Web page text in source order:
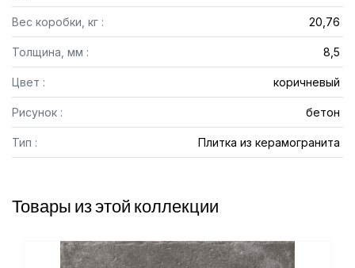
Вес коробки, кг : 20,76
Толщина, мм : 8,5
Цвет : коричневый
Рисунок : бетон
Тип : Плитка из керамогранита
Товары из этой коллекции